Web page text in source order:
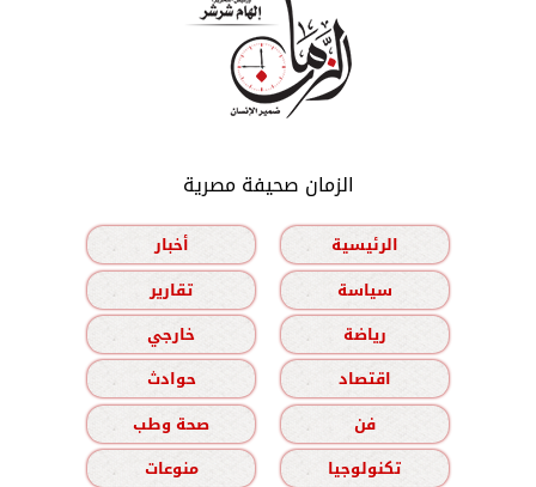
الزمان صحيفة مصرية
الرئيسية
أخبار
سياسة
تقارير
رياضة
خارجي
اقتصاد
حوادث
فن
صحة وطب
تكنولوجيا
منوعات